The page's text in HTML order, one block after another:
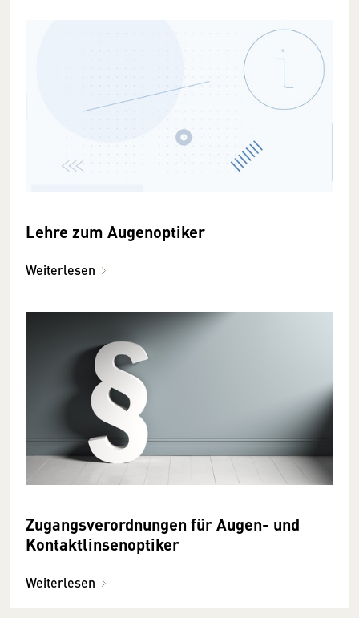
Lehre zum Augenoptiker
Weiterlesen
Zugangs­verordnungen für Augen- und
Kontakt­linsen­optiker
Weiterlesen